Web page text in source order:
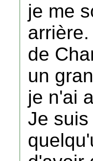
je me
de
un
je n'ai
Je suis